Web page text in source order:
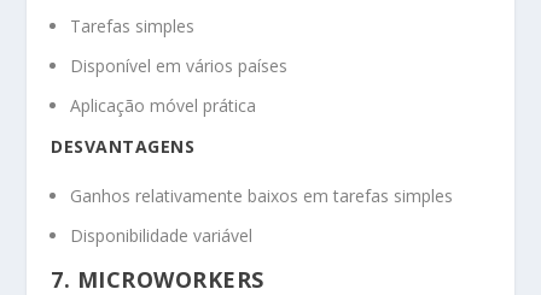
Tarefas simples
Disponível em vários países
Aplicação móvel prática
DESVANTAGENS
Ganhos relativamente baixos em tarefas simples
Disponibilidade variável
7. MICROWORKERS